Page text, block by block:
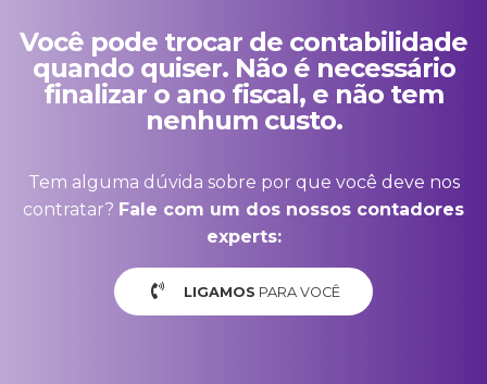
Você pode trocar de contabilidade
quando quiser. Não é necessário
finalizar o ano fiscal, e não tem
nenhum custo.
Tem alguma dúvida sobre por que você deve nos
contratar? Fale com um dos nossos contadores
experts:
LIGAMOS PARA VOCÊ